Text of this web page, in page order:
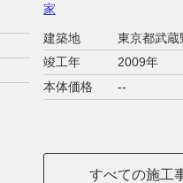
家
建築地
東京都武蔵
竣工年
2009年
本体価格
--
すべての施工